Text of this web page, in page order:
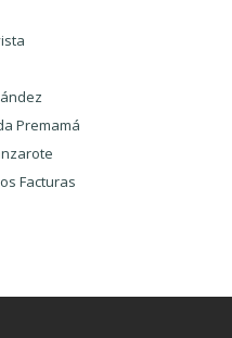
Premamá
Facturas